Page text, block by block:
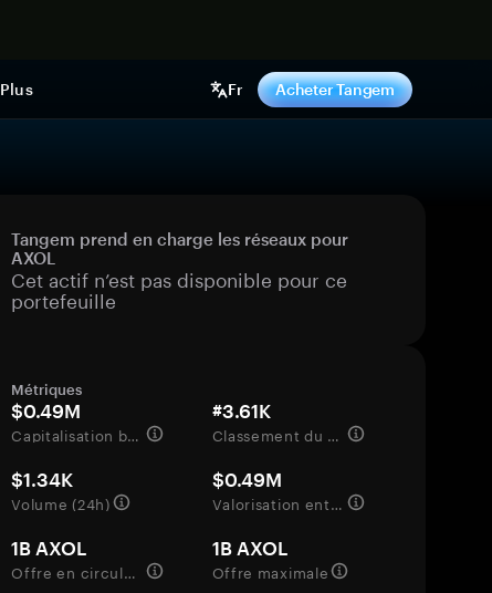
Plus Fr Acheter Tangem
Tangem prend en charge les réseaux pour
AXOL
Cet actif n’est pas disponible pour ce
portefeuille
Métriques
$0.49M
Capitalisation boursière
#3.61K
Classement du marché
$1.34K
Volume (24h)
$0.49M
Valorisation entièrement diluée
1B AXOL
Offre en circulation
1B AXOL
Offre maximale